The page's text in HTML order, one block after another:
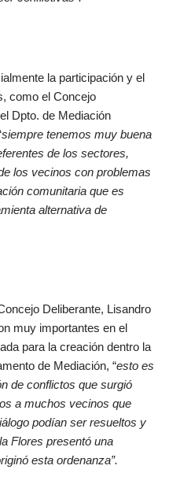
la participación y el
como el Concejo
Dpto. de Mediación
siempre tenemos muy buena
de los sectores,
los vecinos con problemas
comunitaria que es
alternativa de
Deliberante, Lisandro
muy importantes en el
para la creación dentro la
de Mediación, “esto es
de conflictos que surgió
a muchos vecinos que
podían ser resueltos y
Flores presentó una
esta ordenanza”.